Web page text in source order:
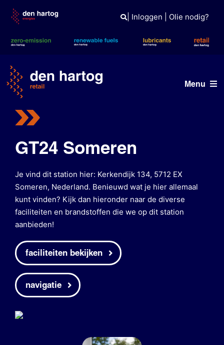
content
| Inloggen Olie nodig?
Menu
Nieuws
GT24 Someren
Je vind dit station hier: Kerkendijk 134, 5712 EX
Someren, Nederland. Benieuwd wat je hier allemaal
kunt vinden? Kijk dan hieronder naar de diverse
faciliteiten en brandstoffen die we op dit station
aanbieden!
faciliteiten bekijken
navigatie